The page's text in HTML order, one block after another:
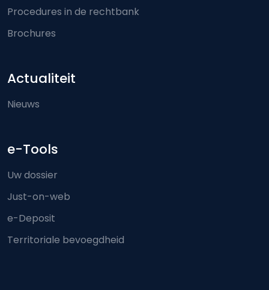
Procedures in de rechtbank
Brochures
Actualiteit
Nieuws
e-Tools
Uw dossier
Just-on-web
e-Deposit
Territoriale bevoegdheid